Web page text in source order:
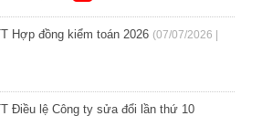
Hợp đồng kiểm toán 2026 (07/07/2026 |
Điều lệ Công ty sửa đổi lần thứ 10